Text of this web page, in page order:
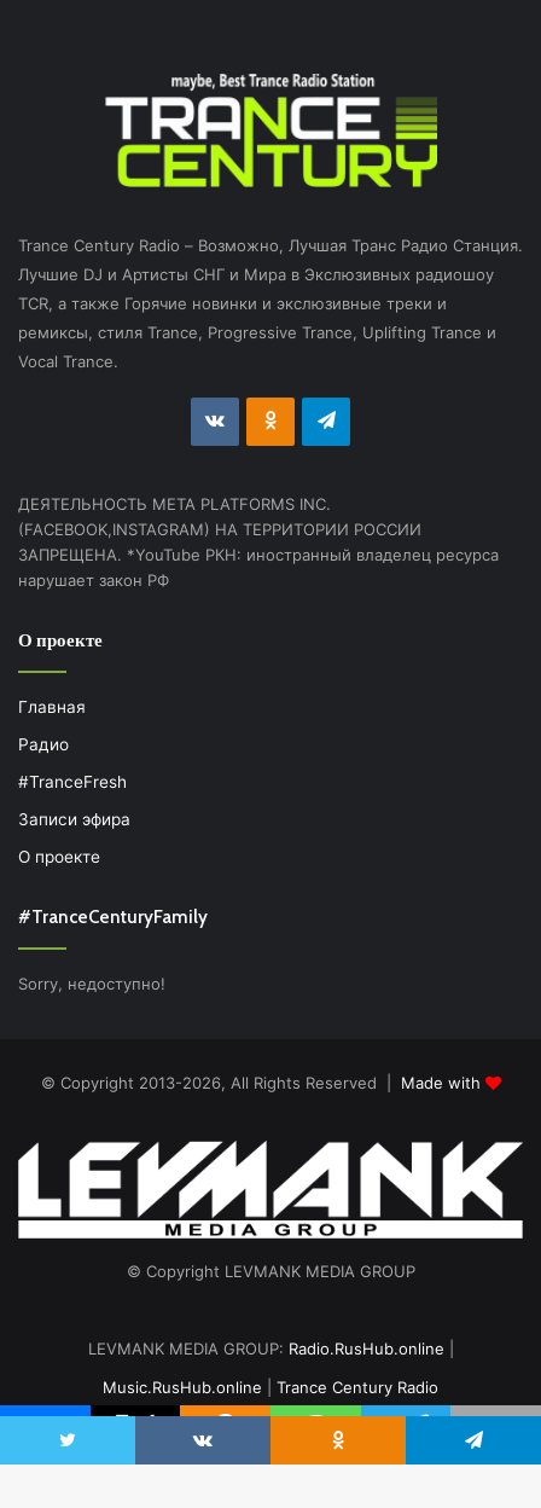
Trance Century Radio – Возможно, Лучшая Транс Радио Станция.
Лучшие DJ и Артисты СНГ и Мира в Экслюзивных радиошоу
TCR, а также Горячие новинки и экслюзивные треки и
ремиксы, стиля Trance, Progressive Trance, Uplifting Trance и
Vocal Trance.
vk.com Odnoklassniki
Telegram
ДЕЯТЕЛЬНОСТЬ МЕТА PLATFORMS INC.
(FACEBOOK,INSTAGRAM) НА ТЕРРИТОРИИ РОССИИ
ЗАПРЕЩЕНА. *YouTube РКН: иностранный владелец ресурса
нарушает закон РФ
О проекте
Главная
Радио
#TranceFresh
Записи эфира
О проекте
#TranceCenturyFamily
Sorry, недоступно!
© Copyright 2013-2026, All Rights Reserved | Made with
© Copyright LEVMANK MEDIA GROUP
LEVMANK MEDIA GROUP: Radio.RusHub.online
Music.RusHub.online
Trance Century Radio
vk.comOdnoklassniki
Telegram
Twitter VKontakte Odnoklassniki Telegram